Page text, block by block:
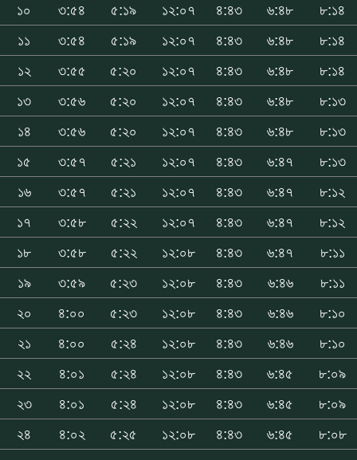
১০
৩:৫৪ ৫:১৯ ১২:০৭ ৪:৪৩ ৬:৪৮
৮:১৪
১১
৩:৫৪ ৫:১৯ ১২:০৭ ৪:৪৩ ৬:৪৮
৮:১৪
১২
৩:৫৫ ৫:২০ ১২:০৭ ৪:৪৩ ৬:৪৮
৮:১৪
১৩
৩:৫৬ ৫:২০ ১২:০৭ ৪:৪৩ ৬:৪৮
৮:১৩
১৪
৩:৫৬ ৫:২০ ১২:০৭ ৪:৪৩ ৬:৪৮
৮:১৩
১৫
৩:৫৭ ৫:২১ ১২:০৭ ৪:৪৩ ৬:৪৭
৮:১৩
১৬
৩:৫৭ ৫:২১ ১২:০৭ ৪:৪৩ ৬:৪৭
৮:১২
১৭
৩:৫৮ ৫:২২ ১২:০৭ ৪:৪৩ ৬:৪৭
৮:১২
১৮
৩:৫৮ ৫:২২ ১২:০৮ ৪:৪৩ ৬:৪৭
৮:১১
১৯
৩:৫৯ ৫:২৩ ১২:০৮ ৪:৪৩ ৬:৪৬
৮:১১
২০
৪:০০ ৫:২৩ ১২:০৮ ৪:৪৩ ৬:৪৬
৮:১০
২১
৪:০০ ৫:২৪ ১২:০৮ ৪:৪৩ ৬:৪৬
৮:১০
২২
৪:০১ ৫:২৪ ১২:০৮ ৪:৪৩ ৬:৪৫
৮:০৯
২৩
৪:০১ ৫:২৪ ১২:০৮ ৪:৪৩ ৬:৪৫
৮:০৯
২৪
৪:০২ ৫:২৫ ১২:০৮ ৪:৪৩ ৬:৪৫
৮:০৮